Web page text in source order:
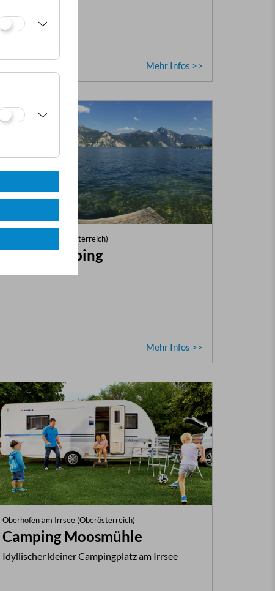
Mehr Infos >>
Traunkirchen (Oberösterreich)
Strandcamping
Mehr Infos >>
Oberhofen am Irrsee (Oberösterreich)
Camping Moosmühle
Idyllischer kleiner Campingplatz am Irrsee